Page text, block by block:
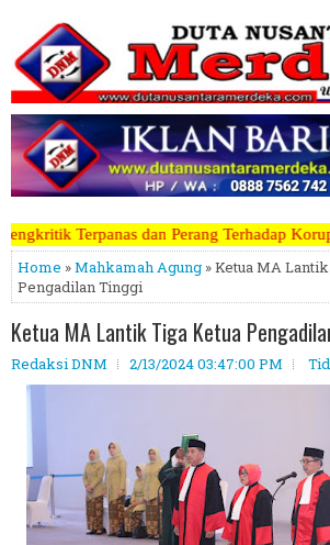
Terhadap Koruptor, Narkoba, Teroris
Home »Mahkamah Agung » Ketua MA
Pengadilan Tinggi
Ketua MA Lantik Tiga Ketua
Redaksi DNM 2/13/2024 03:47:00 PM